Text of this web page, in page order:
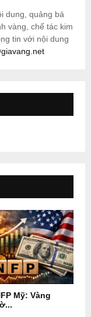
dung, quảng bá
vàng, chế tác kim
tin với nội dung
Mỹ: Vàng